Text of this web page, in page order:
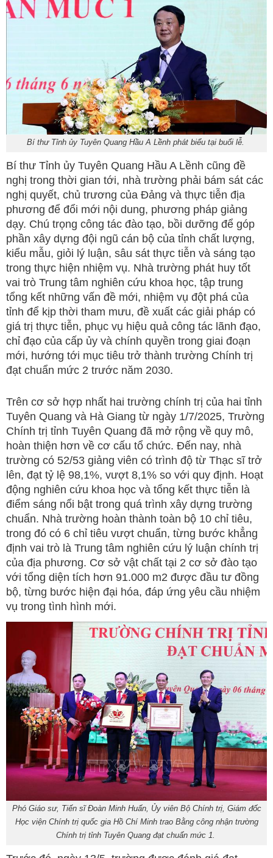
Bí thư Tỉnh ủy Tuyên Quang Hầu A Lềnh phát biểu tại buổi lễ.
Bí thư Tỉnh ủy Tuyên Quang Hầu A Lềnh cũng đề
nghị trong thời gian tới, nhà trường phải bám sát các
nghị quyết, chủ trương của Đảng và thực tiễn địa
phương để đổi mới nội dung, phương pháp giảng
dạy. Chú trọng công tác đào tạo, bồi dưỡng để góp
phần xây dựng đội ngũ cán bộ của tỉnh chất lượng,
kiểu mẫu, giỏi lý luận, sâu sát thực tiễn và sáng tạo
trong thực hiện nhiệm vụ. Nhà trường phát huy tốt
vai trò Trung tâm nghiên cứu khoa học, tập trung
tổng kết những vấn đề mới, nhiệm vụ đột phá của
tỉnh để kịp thời tham mưu, đề xuất các giải pháp có
giá trị thực tiễn, phục vụ hiệu quả công tác lãnh đạo,
chỉ đạo của cấp ủy và chính quyền trong giai đoạn
mới, hướng tới mục tiêu trở thành trường Chính trị
đạt chuẩn mức 2 trước năm 2030.
Trên cơ sở hợp nhất hai trường chính trị của hai tỉnh
Tuyên Quang và Hà Giang từ ngày 1/7/2025, Trường
Chính trị tỉnh Tuyên Quang đã mở rộng về quy mô,
hoàn thiện hơn về cơ cấu tổ chức. Đến nay, nhà
trường có 52/53 giảng viên có trình độ từ Thạc sĩ trở
lên, đạt tỷ lệ 98,1%, vượt 8,1% so với quy định. Hoạt
động nghiên cứu khoa học và tổng kết thực tiễn là
điểm sáng nổi bật trong quá trình xây dựng trường
chuẩn. Nhà trường hoàn thành toàn bộ 10 chỉ tiêu,
trong đó có 6 chỉ tiêu vượt chuẩn, từng bước khẳng
định vai trò là Trung tâm nghiên cứu lý luận chính trị
của địa phương. Cơ sở vật chất tại 2 cơ sở đào tạo
với tổng diện tích hơn 91.000 m2 được đầu tư đồng
bộ, từng bước hiện đại hóa, đáp ứng yêu cầu nhiệm
vụ trong tình hình mới.
Phó Giáo sư, Tiến sĩ Đoàn Minh Huấn, Ủy viên Bộ Chính trị, Giám đốc
Học viện Chính trị quốc gia Hồ Chí Minh trao Bằng công nhận trường
Chính trị tỉnh Tuyên Quang đạt chuẩn mức 1.